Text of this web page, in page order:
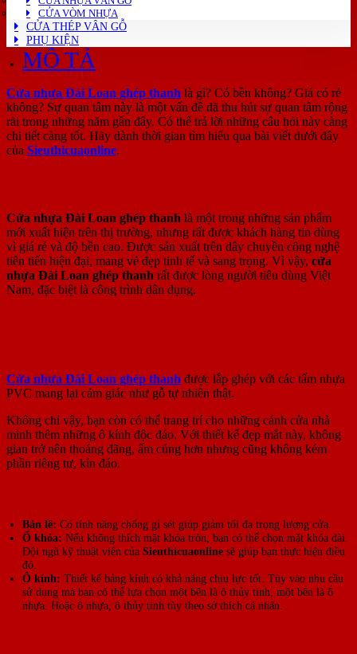
CỬA VÒM NHỰA
CỬA THÉP VÂN GỖ
PHỤ KIỆN
MÔ TẢ
Cửa nhựa Đài Loan ghép thanh là gì? Có bền không? Giá có rẻ
không? Sự quan tâm này là một vấn đề đã thu hút sự quan tâm rộng
rãi trong những năm gần đây. Có thể trả lời những câu hỏi này càng
chi tiết càng tốt. Hãy dành thời gian tìm hiểu qua bài viết dưới đây
của Sieuthicuaonline.
Cửa nhựa Đài Loan ghép thanh là một trong những sản phẩm
mới xuất hiện trên thị trường, nhưng rất được khách hàng tin dùng
vì giá rẻ và độ bền cao. Được sản xuất trên dây chuyền công nghệ
tiên tiến hiện đại, mang vẻ đẹp tinh tế và sang trọng. Vì vậy, cửa
nhựa Đài Loan ghép thanh rất được lòng người tiêu dùng Việt
Nam, đặc biệt là công trình dân dụng.
Cửa nhựa Đài Loan ghép thanh được lắp ghép với các tấm nhựa
PVC mang lại cảm giác như gỗ tự nhiên thật.
Không chỉ vậy, bạn còn có thể trang trí cho những cánh cửa nhà
mình thêm những ô kính độc đáo. Với thiết kế đẹp mắt này, không
gian trở nên thoáng đãng, ấm cúng hơn nhưng cũng không kém
phần riêng tư, kín đáo.
Bản lề: Có tính năng chống gỉ sét giúp giảm tối đa trọng lượng cửa.
Ổ khóa: Nếu không thích mặt khóa tròn, bạn có thể chọn mặt khóa dài.
Đội ngũ kỹ thuật viên của Sieuthicuaonline sẽ giúp bạn thực hiện điều
đó.
Ô kính: Thiết kế bảng kính có khả năng chịu lực tốt. Tùy vào nhu cầu
sử dụng mà bạn có thể lựa chọn một bên là ô thủy tinh, một bên là ô
nhựa. Hoặc ô nhựa, ô thủy tinh tùy theo sở thích cá nhân.